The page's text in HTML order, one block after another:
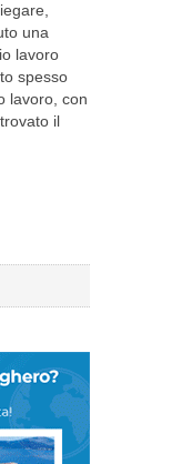
una
lavoro
spesso
lavoro, con
il